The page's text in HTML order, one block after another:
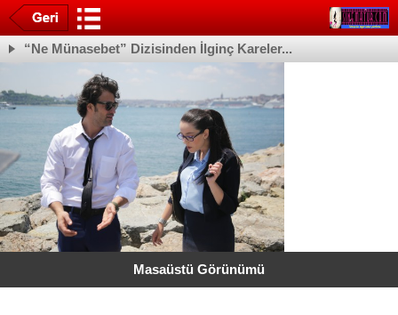
“Ne Münasebet” Dizisinden İlginç Kareler...
Masaüstü Görünümü